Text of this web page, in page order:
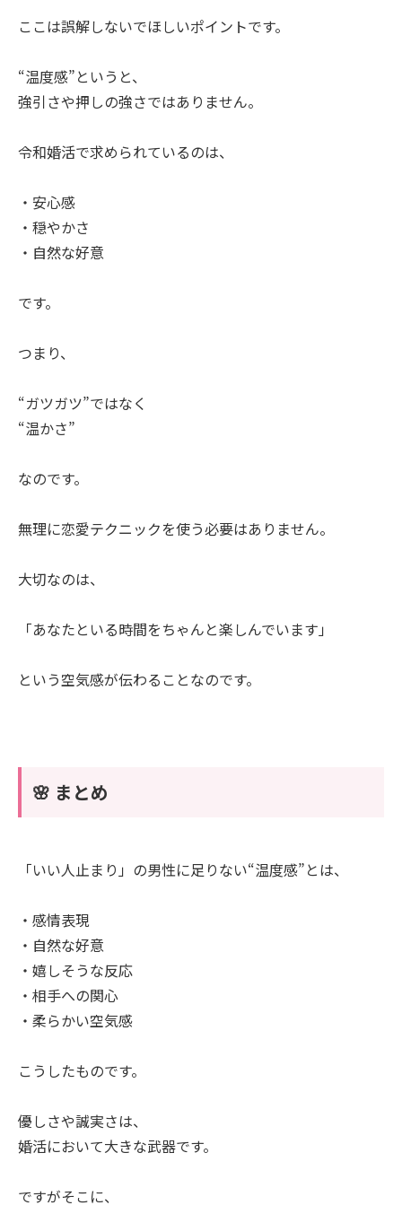
ここは誤解しないでほしいポイントです。
“温度感”というと、
強引さや押しの強さではありません。
令和婚活で求められているのは、
・安心感
・穏やかさ
・自然な好意
です。
つまり、
“ガツガツ”ではなく
“温かさ”
なのです。
無理に恋愛テクニックを使う必要はありません。
大切なのは、
「あなたといる時間をちゃんと楽しんでいます」
という空気感が伝わることなのです。
🌸 まとめ
「いい人止まり」の男性に足りない“温度感”とは、
・感情表現
・自然な好意
・嬉しそうな反応
・相手への関心
・柔らかい空気感
こうしたものです。
優しさや誠実さは、
婚活において大きな武器です。
ですがそこに、